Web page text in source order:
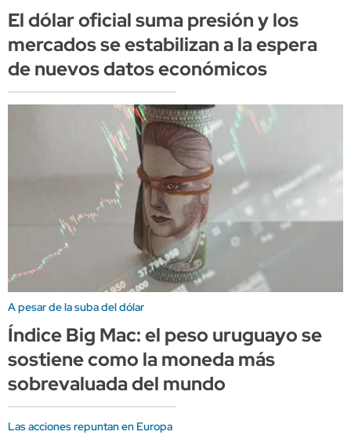
El dólar oficial suma presión y los
mercados se estabilizan a la espera
de nuevos datos económicos
A pesar de la suba del dólar
Índice Big Mac: el peso uruguayo se
sostiene como la moneda más
sobrevaluada del mundo
Las acciones repuntan en Europa